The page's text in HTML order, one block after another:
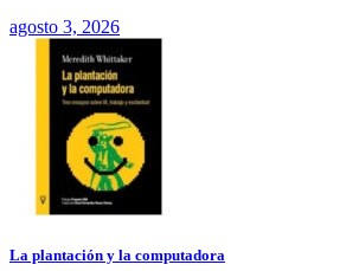
agosto 3, 2026
La plantación y la computadora